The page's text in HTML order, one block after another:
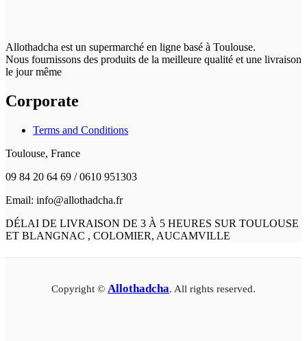
Allothadcha est un supermarché en ligne basé à Toulouse.
Nous fournissons des produits de la meilleure qualité et une livraison
le jour même
Corporate
Terms and Conditions
Toulouse, France
09 84 20 64 69 / 0610 951303
Email: info@allothadcha.fr
DÉLAI DE LIVRAISON DE 3 À 5 HEURES SUR TOULOUSE
ET BLANGNAC , COLOMIER, AUCAMVILLE
Copyright © Allothadcha. All rights reserved.